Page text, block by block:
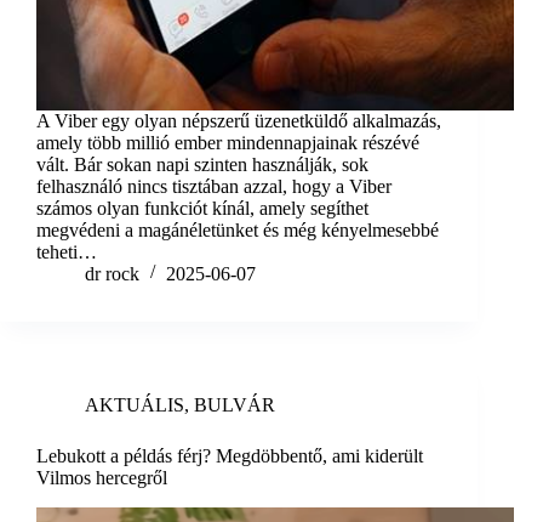
A Viber egy olyan népszerű üzenetküldő alkalmazás,
amely több millió ember mindennapjainak részévé
vált. Bár sokan napi szinten használják, sok
felhasználó nincs tisztában azzal, hogy a Viber
számos olyan funkciót kínál, amely segíthet
megvédeni a magánéletünket és még kényelmesebbé
teheti…
dr rock
2025-06-07
AKTUÁLIS, BULVÁR
Lebukott a példás férj? Megdöbbentő, ami kiderült
Vilmos hercegről